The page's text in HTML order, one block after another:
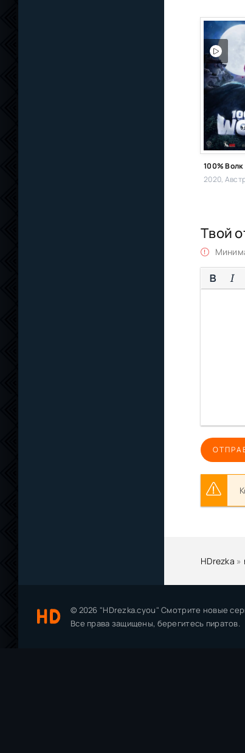
100% Волк
2020,
Твой
HDrezka »
© 2026 "HDrezka.cyou" Смотрите новые
Все права защищены, берегитесь пиратов.